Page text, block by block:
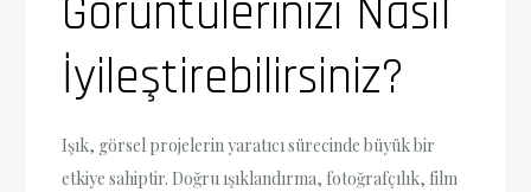
Görüntülerinizi Nasıl
İyileştirebilirsiniz?
Işık, görsel projelerin yaratıcı sürecinde büyük bir
etkiye sahiptir. Doğru ışıklandırma, fotoğrafçılık, film